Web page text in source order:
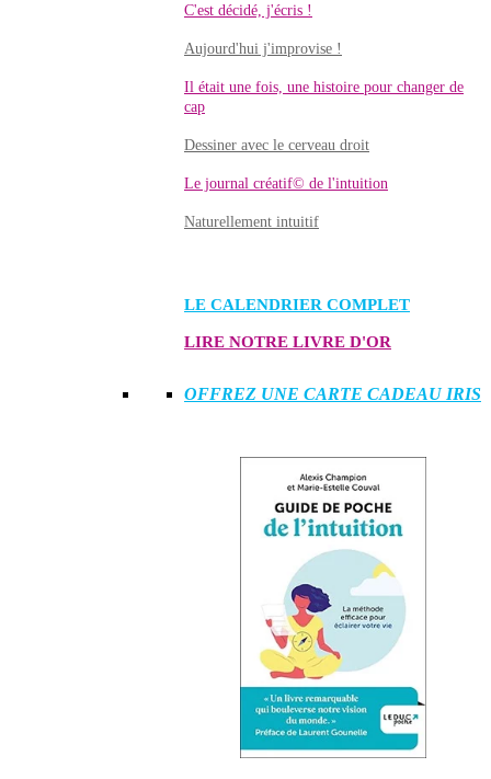
C'est décidé, j'écris !
Aujourd'hui j'improvise !
Il était une fois, une histoire pour changer de
cap
Dessiner avec le cerveau droit
Le journal créatif© de l'intuition
Naturellement intuitif
LE CALENDRIER COMPLET
LIRE NOTRE LIVRE D'OR
OFFREZ UNE CARTE CADEAU IRIS